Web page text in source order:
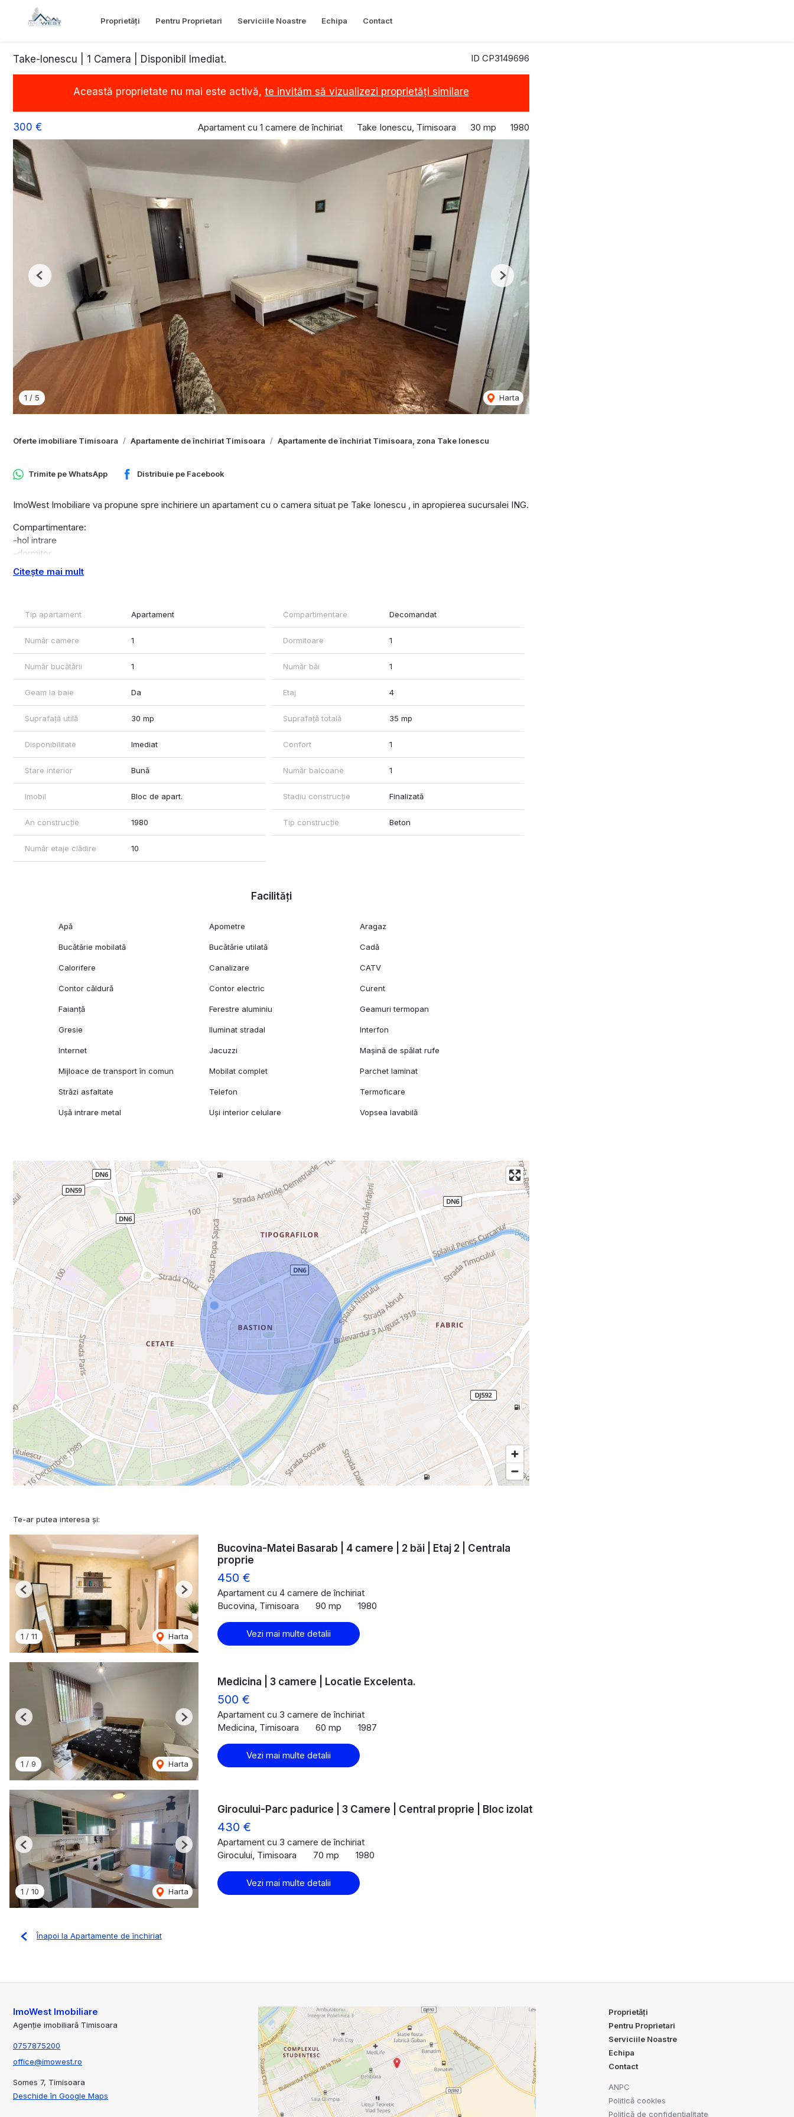
Proprietăți Pentru Proprietari Serviciile Noastre Echipa Contact
ID CP3149696
Take-Ionescu | 1 Camera | Disponibil Imediat.
Această proprietate nu mai este activă, te invităm să vizualizezi proprietăți similare
300 € Apartament cu 1 camere de închiriat Take Ionescu, Timisoara 30 mp 1980
1 / 5 Harta
Previous Next
Oferte imobiliare Timisoara Apartamente de închiriat Timisoara Apartamente de închiriat Timisoara, zona Take Ionescu
Trimite peWhatsApp Distribuie pe Facebook
ImoWest Imobiliare va propune spre inchiriere un apartament cu o camera situat pe Take Ionescu , in apropierea sucursalei ING.
Compartimentare:
-hol intrare
-dormitor
-baie
-bucatarie
Situat la etajul 4/10.
Incalzire: termoficare prin calorifere.
Citește mai mult
Tip apartament Apartament Compartimentare Decomandat
Număr camere 1 Dormitoare 1
Număr bucătării 1 Număr băi 1
Geam la baie Da Etaj 4
Suprafață utilă 30 mp Suprafață totală 35 mp
Disponibilitate Imediat Confort 1
Stare interior Bună Număr balcoane 1
Imobil Bloc de apart. Stadiu construcție Finalizată
An construcție 1980 Tip construcție Beton
Număr etaje clădire 10
Facilități
Apă Apometre Aragaz
Bucătărie mobilată Bucătărie utilată Cadă
Calorifere Canalizare CATV
Contor căldură Contor electric Curent
Faianță Ferestre aluminiu Geamuri termopan
Gresie Iluminat stradal Interfon
Internet Jacuzzi Mașină de spălat rufe
Mijloace de transport în comun Mobilat complet Parchet laminat
Străzi asfaltate Telefon Termoficare
Ușă intrare metal Uși interior celulare Vopsea lavabilă
Te-ar putea interesa și:
1 / 11 Harta
Previous Next
Bucovina-Matei Basarab | 4 camere | 2 băi | Etaj 2 | Centrala
proprie
450 €
Apartament cu 4 camere de închiriat
Bucovina, Timisoara
90 mp 1980
Vezi mai multe detalii
1 / 9 Harta
Previous Next
Medicina | 3 camere | Locatie Excelenta.
500 €
Apartament cu 3 camere de închiriat
Medicina, Timisoara
60 mp 1987
Vezi mai multe detalii
1 / 10 Harta
Previous Next
Girocului-Parc padurice | 3 Camere | Central proprie | Bloc izolat
430 €
Apartament cu 3 camere de închiriat
Girocului, Timisoara
70 mp 1980
Vezi mai multe detalii
Înapoi la Apartamente de închiriat
ImoWest Imobiliare
Agenție imobiliară Timisoara
0757875200
office@imowest.ro
Somes 7, Timisoara
Deschide în Google Maps
Proprietăți
Pentru Proprietari
Serviciile Noastre
Echipa
Contact
ANPC
Politică cookies
Politică de confidențialitate